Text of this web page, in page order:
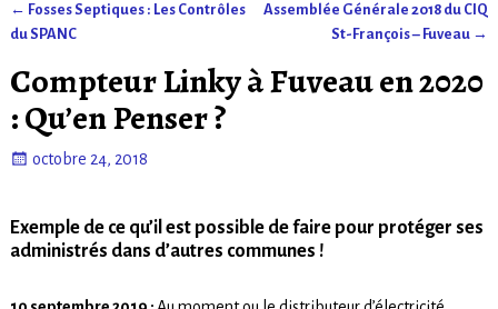
Navigation des articles
← Fosses Septiques : Les Contrôles
du SPANC
Assemblée Générale 2018 du CIQ
St-François – Fuveau →
Compteur Linky à Fuveau en 2020
: Qu’en Penser ?
octobre 24, 2018
Exemple de ce qu’il est possible de faire pour protéger ses
administrés dans d’autres communes !